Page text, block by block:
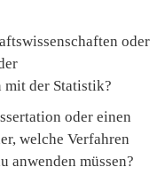
oder
mit der Statistik?
oder einen
welche Verfahren
anwenden müssen?